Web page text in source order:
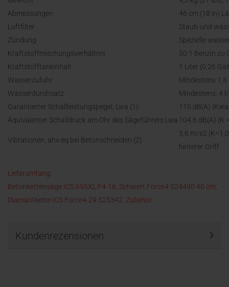
Abmessungen
46 cm (18 in)
Luftfilter
Staub-und
Zündung
Spezielle
Kraftstoffmischungsverhältnis
50:1 Benzin zu
Kraftstofftankinhalt
1 Liter (0,26
Wasserzufuhr
Mindestens 1,5
Wasserdurchsatz
Mindestens: 4
Garantierter Schallleistungspegel, Lwa (1)
115 dB(A)
Äquivalenter Schalldruck am Ohr des Sägeführers Lwa 104,6 dB(A) (K
Vibrationen, ahv eq bei Betonschneiden (2)
3,6 m/s2
hinterer Griff
Lieferumfang:
Betonkettensäge ICS 695XL F4-16, Schwert Force4 524490 40 cm,
Diamantkette ICS Force4-29 525342, Zubehör
Kundenrezensionen